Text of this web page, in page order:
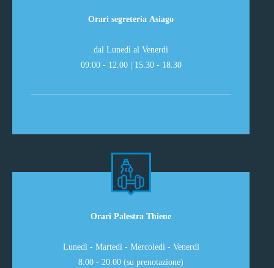
Orari segreteria Asiago
dal Lunedì al Venerdì
09:00 - 12.00 | 15.30 - 18.30
Orari Palestra Thiene
Lunedì - Martedì - Mercoledì - Venerdì
8.00 - 20.00 (su prenotazione)